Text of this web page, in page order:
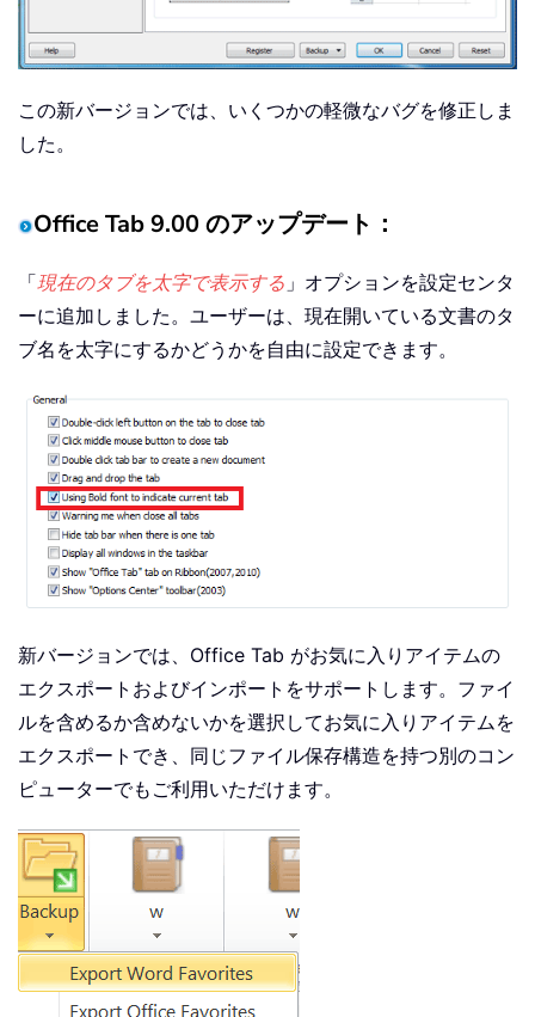
この新バージョンでは、いくつかの軽微なバグを修正しま
した。
Office Tab 9.00 のアップデート：
「現在のタブを太字で表示する 」オプションを設定センタ
ーに追加しました。ユーザーは、現在開いている文書のタ
ブ名を太字にするかどうかを自由に設定できます。
新バージョンでは、Office Tab がお気に入りアイテムの
エクスポートおよびインポートをサポートします。ファイ
ルを含めるか含めないかを選択してお気に入りアイテムを
エクスポートでき、同じファイル保存構造を持つ別のコン
ピューターでもご利用いただけます。